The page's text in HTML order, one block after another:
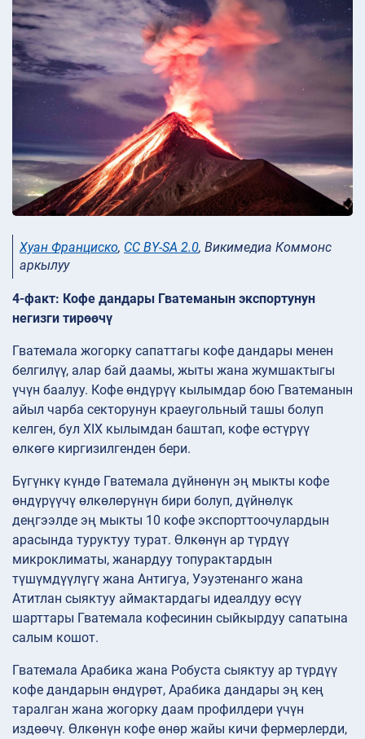
Хуан Франциско, CC BY-SA 2.0, Викимедиа Коммонс
аркылуу
4-факт: Кофе дандары Гватеманын экспортунун
негизги тирөөчү
Гватемала жогорку сапаттагы кофе дандары менен
белгилүү, алар бай даамы, жыты жана жумшактыгы
үчүн баалуу. Кофе өндүрүү кылымдар бою Гватеманын
айыл чарба секторунун краеугольный ташы болуп
келген, бул XIX кылымдан баштап, кофе өстүрүү
өлкөгө киргизилгенден бери.
Бүгүнкү күндө Гватемала дүйнөнүн эң мыкты кофе
өндүрүүчү өлкөлөрүнүн бири болуп, дүйнөлүк
деңгээлде эң мыкты 10 кофе экспорттоочулардын
арасында туруктуу турат. Өлкөнүн ар түрдүү
микроклиматы, жанардуу топурактардын
түшүмдүүлүгү жана Антигуа, Уэуэтенанго жана
Атитлан сыяктуу аймактардагы идеалдуу өсүү
шарттары Гватемала кофесинин сыйкырдуу сапатына
салым кошот.
Гватемала Арабика жана Робуста сыяктуу ар түрдүү
кофе дандарын өндүрөт, Арабика дандары эң кең
таралган жана жогорку даам профилдери үчүн
издөөчү. Өлкөнүн кофе өнөр жайы кичи фермерлерди,